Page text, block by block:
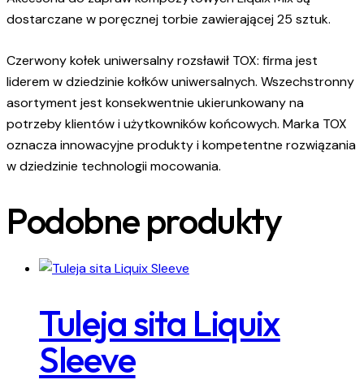
dostarczane w poręcznej torbie zawierającej 25 sztuk.
Czerwony kołek uniwersalny rozsławił TOX: firma jest
liderem w dziedzinie kołków uniwersalnych. Wszechstronny
asortyment jest konsekwentnie ukierunkowany na
potrzeby klientów i użytkowników końcowych. Marka TOX
oznacza innowacyjne produkty i kompetentne rozwiązania
w dziedzinie technologii mocowania.
Podobne produkty
Tuleja sita Liquix
Sleeve